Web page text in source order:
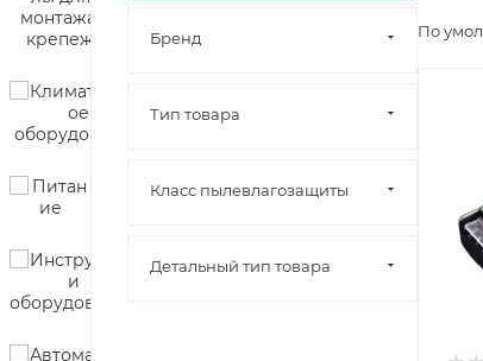
По
Бренд
Тип товара
Класс пылевлагозащиты
Детальный тип товара